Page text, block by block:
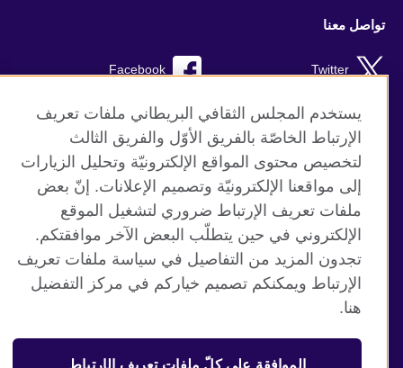
تواصل معنا
Facebook Twitter
Instagram RSS
TikTok
موقع المجلس الثقافي البريطاني العالمي
الخصوصية وشروط الاستخدام
ملفات تعريف الإرتباط
خريطة الموقع
يستخدم المجلس الثقافي البريطاني ملفات تعريف
الإرتباط الخاصّة بالفريق الأوّل والفريق الثالث
لتخصيص محتوى المواقع الإلكترونيّة وتحليل الزيارات
إلى مواقعنا الإلكترونيّة وتصميم الإعلانات. إنّ بعض
ملفات تعريف الإرتباط ضروري لتشغيل الموقع
الإلكتروني في حين يتطلّب البعض الآخر موافقتكم.
تجدون المزيد من التفاصيل في سياسة ملفات تعريف
الإرتباط ويمكنكم تصميم خياركم في مركز التفضيل
هنا.
الموافقة على كلّ ملفات تعريف الإرتباط